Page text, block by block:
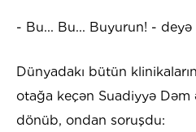
- Bu... Bu... Buyurun! - deyə
Dünyadakı bütün
otağa keçən Suadiyyə
dönüb, ondan soruşdu: